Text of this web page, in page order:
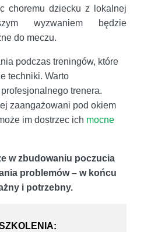
choremu dziecku z lokalnej
wyzwaniem będzie
do meczu.
podczas treningów, które
techniki. Warto
trenera.
zaangażowani pod okiem
im dostrzec ich mocne
w zbudowaniu poczucia
problemów – w końcu
i potrzebny.